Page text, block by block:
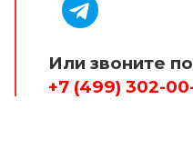
Или звоните
+7 (499) 302-